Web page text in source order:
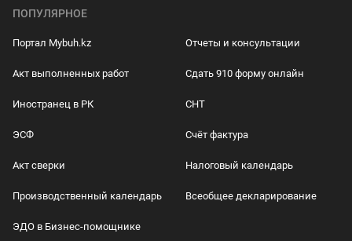
ПОПУЛЯРНОЕ
Портал Mybuh.kz Отчеты и консультации
Акт выполненных работ Сдать 910 форму онлайн
Иностранец в РК СНТ
ЭСФ Счёт фактура
Акт сверки Налоговый календарь
Производственный календарь Всеобщее декларирование
ЭДО в Бизнес-помощнике